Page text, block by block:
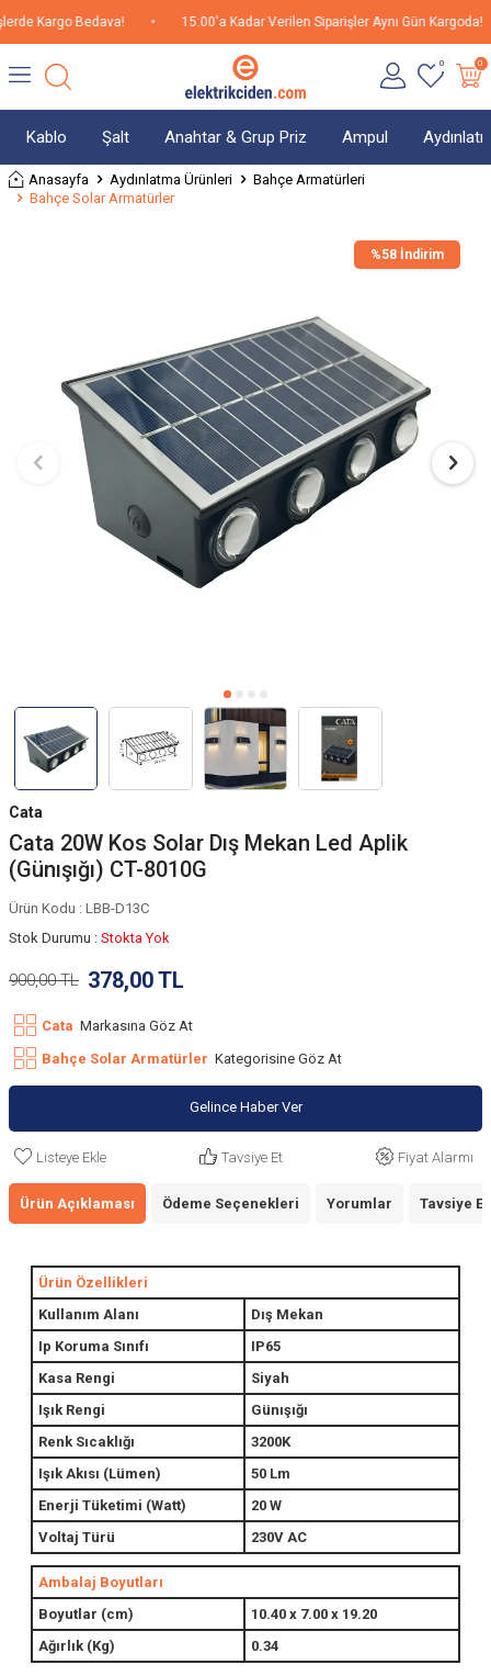
Kargo Bedava! 15:00'a Kadar Verilen Siparişler Aynı Gün Kargoda!
0 0
Kablo Şalt Anahtar & Grup Priz Ampul
Anasayfa Aydınlatma Ürünleri
Bahçe Armatürleri
Bahçe Solar Armatürler
%58 İndirim
Cata
Cata 20W Kos Solar Dış Mekan Led Aplik
(Günışığı) CT-8010G
Ürün Kodu : LBB-D13C
Stok Durumu : Stokta Yok
900,00TL 378,00TL
Cata Markasına Göz At
Bahçe Solar Armatürler Kategorisine Göz At
Gelince Haber Ver
Listeye Ekle Tavsiye Et Fiyat Alarmı
Ürün Açıklaması Ödeme Seçenekleri Yorumlar Tavsiye Et
Ürün Özellikleri
Kullanım Alanı
Dış Mekan
Ip Koruma Sınıfı
IP65
Kasa Rengi
Siyah
Işık Rengi
Günışığı
Renk Sıcaklığı
3200K
Işık Akısı (Lümen)
50 Lm
Enerji Tüketimi (Watt)
20 W
Voltaj Türü
230V AC
Ambalaj Boyutları
Boyutlar (cm)
10.40 x 7.00 x 19.20
Ağırlık (Kg)
0.34